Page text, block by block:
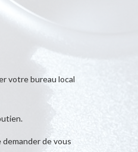
votre bureau local
de vous